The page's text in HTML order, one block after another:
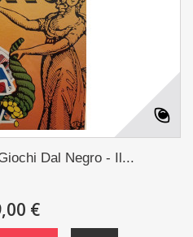
Dal Negro - Il...
€